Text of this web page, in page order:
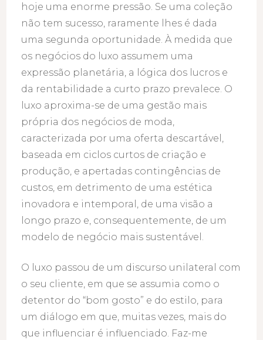
hoje uma enorme pressão. Se uma coleção
não tem sucesso, raramente lhes é dada
uma segunda oportunidade. À medida que
os negócios do luxo assumem uma
expressão planetária, a lógica dos lucros e
da rentabilidade a curto prazo prevalece. O
luxo aproxima-se de uma gestão mais
própria dos negócios de moda,
caracterizada por uma oferta descartável,
baseada em ciclos curtos de criação e
produção, e apertadas contingências de
custos, em detrimento de uma estética
inovadora e intemporal, de uma visão a
longo prazo e, consequentemente, de um
modelo de negócio mais sustentável.
O luxo passou de um discurso unilateral com
o seu cliente, em que se assumia como o
detentor do “bom gosto” e do estilo, para
um diálogo em que, muitas vezes, mais do
que influenciar é influenciado. Faz-me